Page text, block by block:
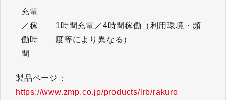
充電
／稼
働時
間
1時間充電／4時間稼働（利用環境・頻
度等により異なる）
製品ページ：
https://www.zmp.co.jp/products/lrb/rakuro